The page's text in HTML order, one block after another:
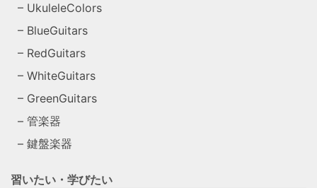
UkuleleColors
BlueGuitars
RedGuitars
WhiteGuitars
GreenGuitars
管楽器
鍵盤楽器
習いたい・学びたい